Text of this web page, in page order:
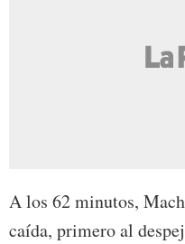
A los 62 minutos,
caída, primero al